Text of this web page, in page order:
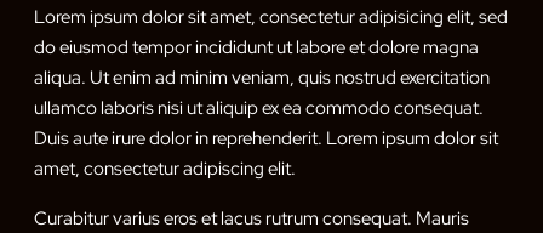
Lorem ipsum dolor sit amet, consectetur adipisicing elit, sed
do eiusmod tempor incididunt ut labore et dolore magna
aliqua. Ut enim ad minim veniam, quis nostrud exercitation
ullamco laboris nisi ut aliquip ex ea commodo consequat.
Duis aute irure dolor in reprehenderit. Lorem ipsum dolor sit
amet, consectetur adipiscing elit.
Curabitur varius eros et lacus rutrum consequat. Mauris